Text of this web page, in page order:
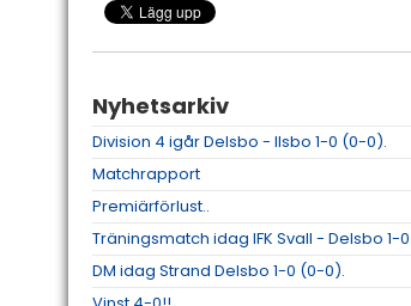
Nyhetsarkiv
Division 4 igår Delsbo - Ilsbo 1-0 (0-0).
Matchrapport
Premiärförlust..
Träningsmatch idag IFK Svall - Delsbo 1-
DM idag Strand Delsbo 1-0 (0-0).